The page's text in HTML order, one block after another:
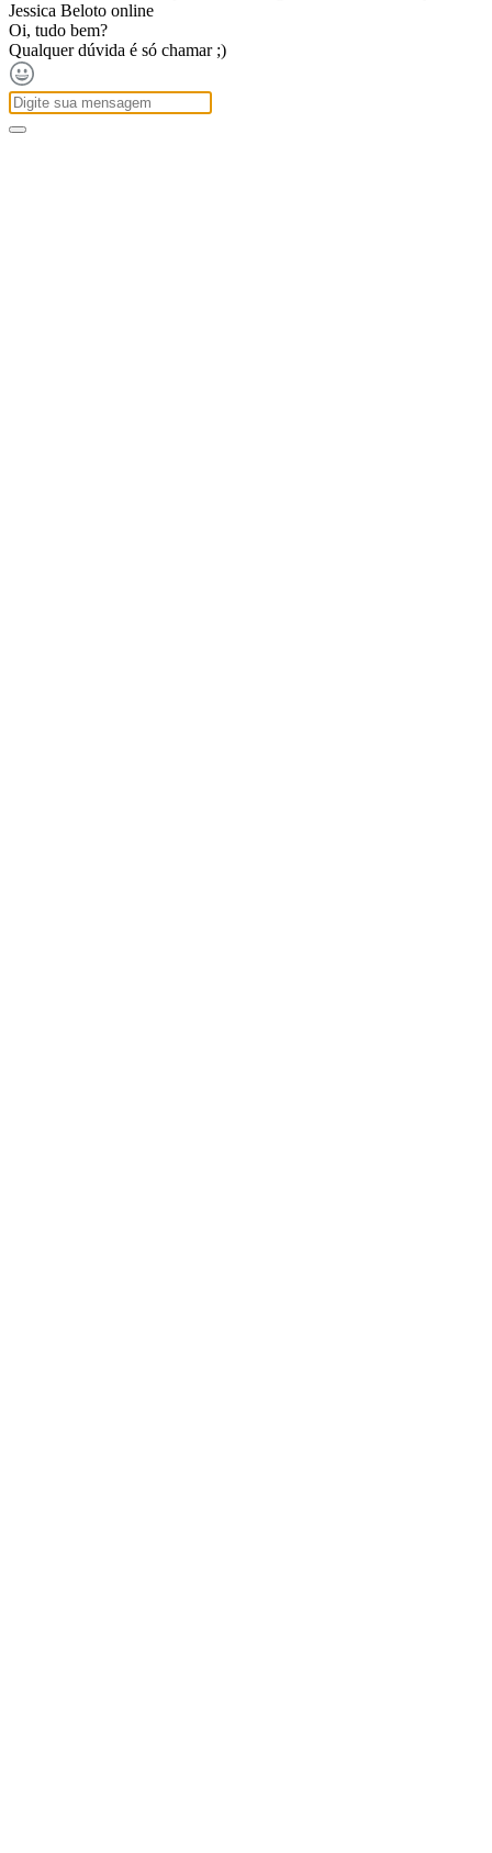
Jessica Beloto online
Oi, tudo bem?
Qualquer dúvida é só chamar ;)